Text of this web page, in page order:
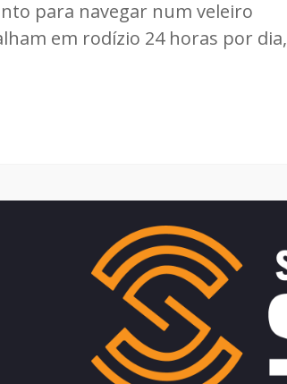
para navegar num veleiro
em rodízio 24 horas por dia,